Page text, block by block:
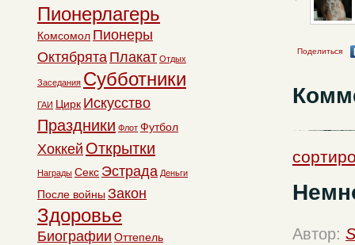
Поделиться
Автор:
Пионерлагерь
Комсомол Пионеры
Октябрята Плакат Отдых
Заседания Субботники
ГАИ Цирк Искусство
Праздники Флот Футбол
Хоккей Открытки
Награды Секс Эстрада Деньги
После войны Закон
Здоровье
Биографии Оттепель